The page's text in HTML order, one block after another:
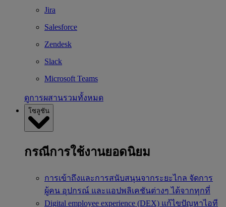
Jira
Salesforce
Zendesk
Slack
Microsoft Teams
ดูการผสานรวมทั้งหมด
โซลูชัน
กรณีการใช้งานยอดนิยม
การเข้าถึงและการสนับสนุนจากระยะไกล จัดการ
ผู้คน อุปกรณ์ และแอปพลิเคชันต่างๆ ได้จากทุกที่
Digital employee experience (DEX) แก้ไขปัญหาไอที